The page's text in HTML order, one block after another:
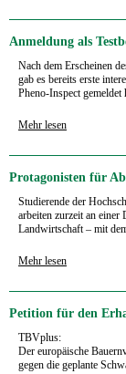
Anmeldung als
Nach dem Erscheinen
gab es bereits erste
Pheno-Inspect
Mehr lesen
Protagonisten für
Studierende der
arbeiten zurzeit an einer
Landwirtschaft – mit
Mehr lesen
Petition für den
TBVplus:
Der europäische
gegen die geplante